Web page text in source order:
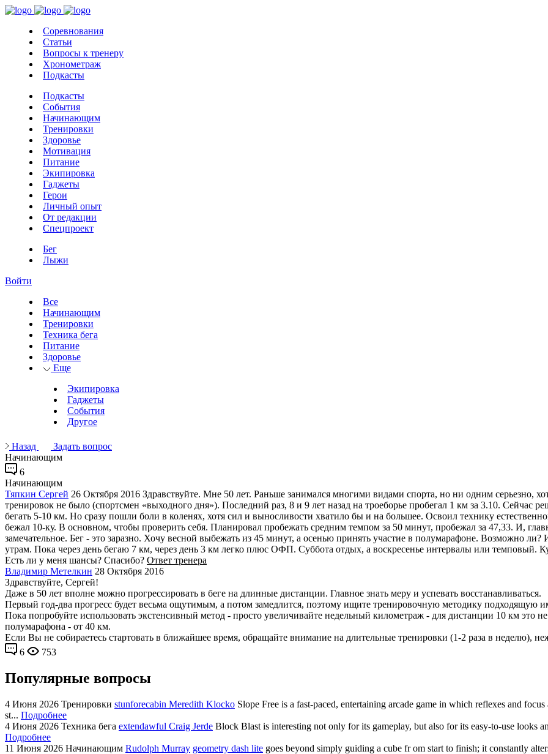
Соревнования
Статьи
Вопросы к тренеру
Хронометраж
Подкасты
Подкасты
События
Начинающим
Тренировки
Здоровье
Мотивация
Питание
Экипировка
Гаджеты
Герои
Личный опыт
От редакции
Спецпроект
Бег
Лыжи
Войти
Все
Начинающим
Тренировки
Техника бега
Питание
Здоровье
Еще
Экипировка
Гаджеты
События
Другое
Назад
Задать вопрос
Начинающим
6
Начинающим
Тяпкин Сергей 26 Октября 2016 Здравствуйте. Мне 50 лет. Раньше занимался многими видами спорта, но ни одним серьезно,
тренировок не было (спортсмен «выходного дня»). Последний раз, 8 и 9 лет назад на троеборье пробегал 1 км за 3.10. Сейчас
бегать 5-10 км. Но сразу пошли боли в коленях, хотя сил и выносливости хватило бы и на большее. Освоил технику
бежал 10-ку. В основном, чтобы проверить себя. Планировал пробежать средним темпом за 50 минут, пробежал за 47,33. И,
замечательное. Бег - это заразно. Хочу весной выбежать из 45 минут, а осенью принять участие в полумарафоне. Возможно
утрам. Пока через день бегаю 7 км, через день 3 км легко плюс ОФП. Суббота отдых, а воскресенье интервалы или темповый.
Есть ли у меня шансы? Спасибо? Ответ тренера
Владимир Метелкин 28 Октября 2016
Здравствуйте, Сергей!
Даже в 50 лет вполне можно прогрессировать в беге на длинные дистанции. Главное знать меру и успевать восстанавливаться.
Первый год-два прогресс будет весьма ощутимым, а потом замедлится, поэтому ищите тренировочную методику подходящую
Пока попробуйте использовать экстенсивный метод - просто увеличивайте недельный километраж - для дистанции 10 км это
полумарафона - от 40 км.
Если Вы не собираетесь стартовать в ближайшее время, обращайте внимание на длительные тренировки (1-2 раза в неделю),
6
753
Популярные вопросы
4 Июня 2026 Тренировки stunforecabin Meredith Klocko Slope Free is a fast-paced, entertaining arcade game in which reflexes and
st... Подробнее
4 Июня 2026 Техника бега extendawful Craig Jerde Block Blast is interesting not only for its gameplay, but also for its easy-to-use looks
Подробнее
11 Июня 2026 Начинающим Rudolph Murray geometry dash lite goes beyond simply guiding a cube fr om start to finish; it constantly